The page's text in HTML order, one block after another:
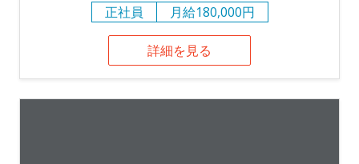
正社員
月給180,000円
詳細を見る